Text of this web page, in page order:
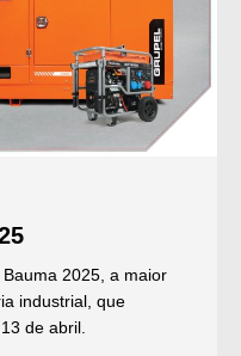
2025, a maior
industrial, que
de abril.